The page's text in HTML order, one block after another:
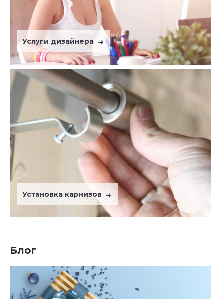
Услуги дизайнера
Установка карнизов
Блог